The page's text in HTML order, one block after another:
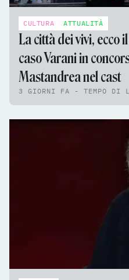
CULTURA ATTUALITÀ
La città dei vivi, ecco
caso Varani in
Mastandrea nel cast
3 GIORNI FA - TEMPO DI